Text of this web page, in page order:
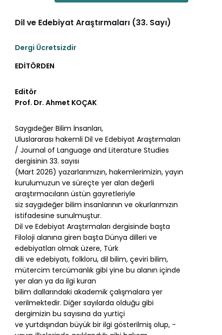
Dil ve Edebiyat Araştırmaları (33. Sayı)
Dergi Ücretsizdir
EDİTÖRDEN
Editör
Prof. Dr. Ahmet KOÇAK
Saygıdeğer Bilim İnsanları,
Uluslararası hakemli Dil ve Edebiyat Araştırmaları
/ Journal of Language and Literature Studies
dergisinin 33. sayısı
(Mart 2026) yazarlarımızın, hakemlerimizin, yayın
kurulumuzun ve süreçte yer alan değerli
araştırmacıların üstün gayretleriyle
siz saygıdeğer bilim insanlarının ve okurlarımızın
istifadesine sunulmuştur.
Dil ve Edebiyat Araştırmaları dergisinde başta
Filoloji alanına giren başta Dünya dilleri ve
edebiyatları olmak üzere, Türk
dili ve edebiyatı, folkloru, dil bilim, çeviri bilim,
mütercim tercümanlık gibi yine bu alanın içinde
yer alan ya da ilgi kuran
bilim dallarındaki akademik çalışmalara yer
verilmektedir. Diğer sayılarda olduğu gibi
dergimizin bu sayısına da yurtiçi
ve yurtdışından büyük bir ilgi gösterilmiş olup, -